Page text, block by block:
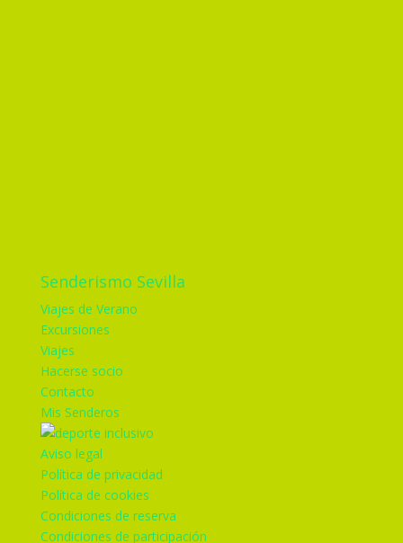
Senderismo Sevilla
Viajes de Verano
Excursiones
Viajes
Hacerse socio
Contacto
Mis Senderos
Aviso legal
Política de privacidad
Política de cookies
Condiciones de reserva
Condiciones de participación